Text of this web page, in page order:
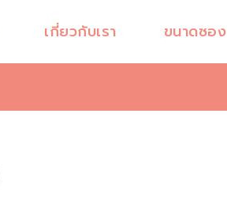
เกี่ยวกับเรา ขนาดซอง